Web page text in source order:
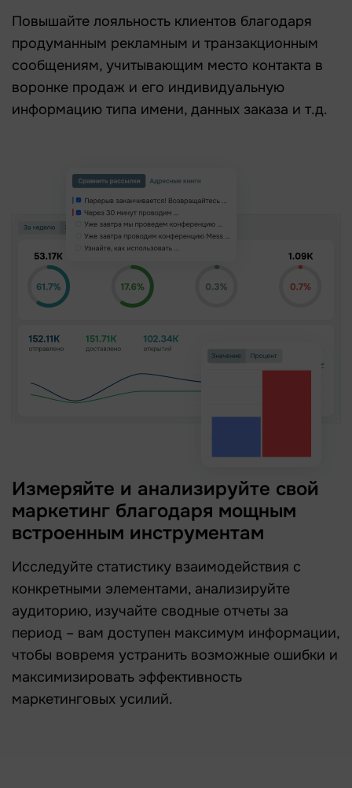
Повышайте лояльность клиентов благодаря
продуманным рекламным и транзакционным
сообщениям, учитывающим место контакта в
воронке продаж и его индивидуальную
информацию типа имени, данных заказа и т.д.
Измеряйте и анализируйте свой
маркетинг благодаря мощным
встроенным инструментам
Исследуйте статистику взаимодействия с
конкретными элементами, анализируйте
аудиторию, изучайте сводные отчеты за
период – вам доступен максимум информации,
чтобы вовремя устранить возможные ошибки и
максимизировать эффективность
маркетинговых усилий.